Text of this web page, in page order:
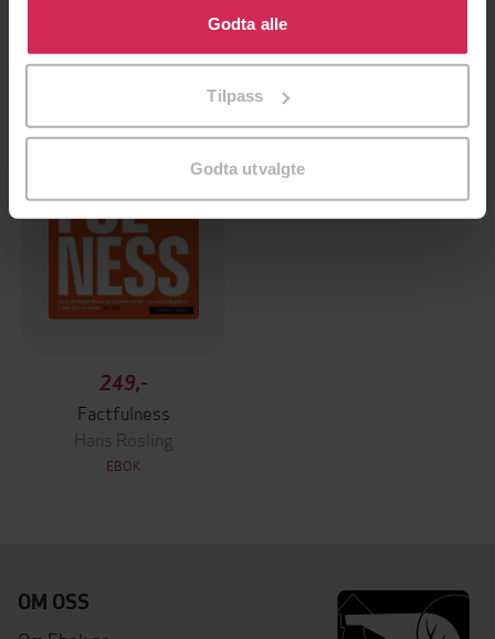
bruke cookies for alle disse formålene. Du kan også
tilpasse ditt samtykke til spesifikke formål ved å klikke
Godta alle
Tilpass
Godta utvalgte
249,-
Factfulness
Hans Rosling
EBOK
OM OSS